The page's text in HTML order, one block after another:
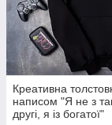
Креативна
написом "Я не з
другі, я із богатої"